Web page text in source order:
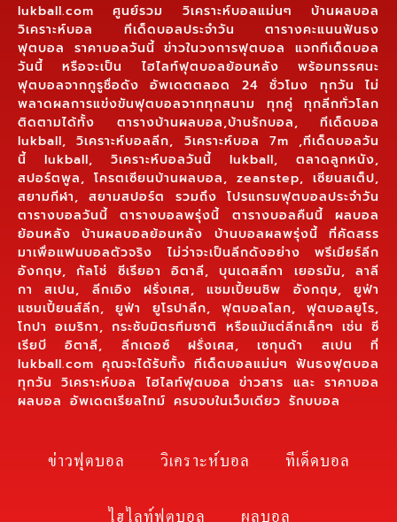
lukball.com ศูนย์รวม วิเคราะห์บอลแม่นๆ บ้านผลบอล
วิเคราะห์บอล ทีเด็ดบอลประจำวัน ตารางคะแนนฟันธง
ฟุตบอล ราคาบอลวันนี้ ข่าวในวงการฟุตบอล แจกทีเด็ดบอล
วันนี้ หรือจะเป็น ไฮไลท์ฟุตบอลย้อนหลัง พร้อมทรรศนะ
ฟุตบอลจากกูรูชื่อดัง อัพเดตตลอด 24 ชั่วโมง ทุกวัน ไม่
พลาดผลการแข่งขันฟุตบอลจากทุกสนาม ทุกคู่ ทุกลีกทั่วโลก
ติดตามได้ทั้ง ตารางบ้านผลบอล,บ้านรักบอล, ทีเด็ดบอล
lukball, วิเคราะห์บอลลีก, วิเคราะห์บอล 7m ,ทีเด็ดบอลวัน
นี้ lukball, วิเคราะห์บอลวันนี้ lukball, ตลาดลูกหนัง,
สปอร์ตพูล, โครตเซียนบ้านผลบอล, zeanstep, เซียนสเต็ป,
สยามกีฬา, สยามสปอร์ต รวมถึง โปรแกรมฟุตบอลประจำวัน
ตารางบอลวันนี้ ตารางบอลพรุ่งนี้ ตารางบอลคืนนี้ ผลบอล
ย้อนหลัง บ้านผลบอลย้อนหลัง บ้านบอลผลพรุ่งนี้ ที่คัดสรร
มาเพื่อแฟนบอลตัวจริง ไม่ว่าจะเป็นลีกดังอย่าง พรีเมียร์ลีก
อังกฤษ, กัลโช่ ซีเรียอา อิตาลี, บุนเดสลีกา เยอรมัน, ลาลี
กา สเปน, ลีกเอิง ฝรั่งเศส, แชมเปี้ยนชิพ อังกฤษ, ยูฟ่า
แชมเปี้ยนส์ลีก, ยูฟ่า ยูโรปาลีก, ฟุตบอลโลก, ฟุตบอลยูโร,
โกปา อเมริกา, กระชับมิตรทีมชาติ หรือแม้แต่ลีกเล็กๆ เช่น ซี
เรียบี อิตาลี, ลีกเดอซ์ ฝรั่งเศส, เซกุนด้า สเปน ที่
lukball.com คุณจะได้รับทั้ง ทีเด็ดบอลแม่นๆ ฟันธงฟุตบอล
ทุกวัน วิเคราะห์บอล ไฮไลท์ฟุตบอล ข่าวสาร และ ราคาบอล
ผลบอล อัพเดตเรียลไทม์ ครบจบในเว็บเดียว รักบบอล
ข่าวฟุตบอล วิเคราะห์บอล
ทีเด็ดบอล